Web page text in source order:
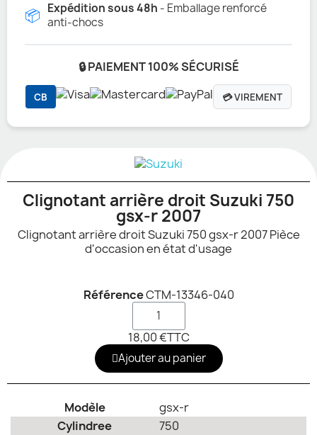
📦 Expédition sous 48h - Emballage renforcé
anti-chocs
🔒 PAIEMENT 100% SÉCURISÉ
CB 💳 VIREMENT
Clignotant arrière droit Suzuki 750
gsx-r 2007
Clignotant arrière droit Suzuki 750 gsx-r 2007 Pièce
d'occasion en état d'usage
RéférenceCTM-13346-040
18,00 €TTC
Ajouter au panier
Modèle
gsx-r
Cylindree
750